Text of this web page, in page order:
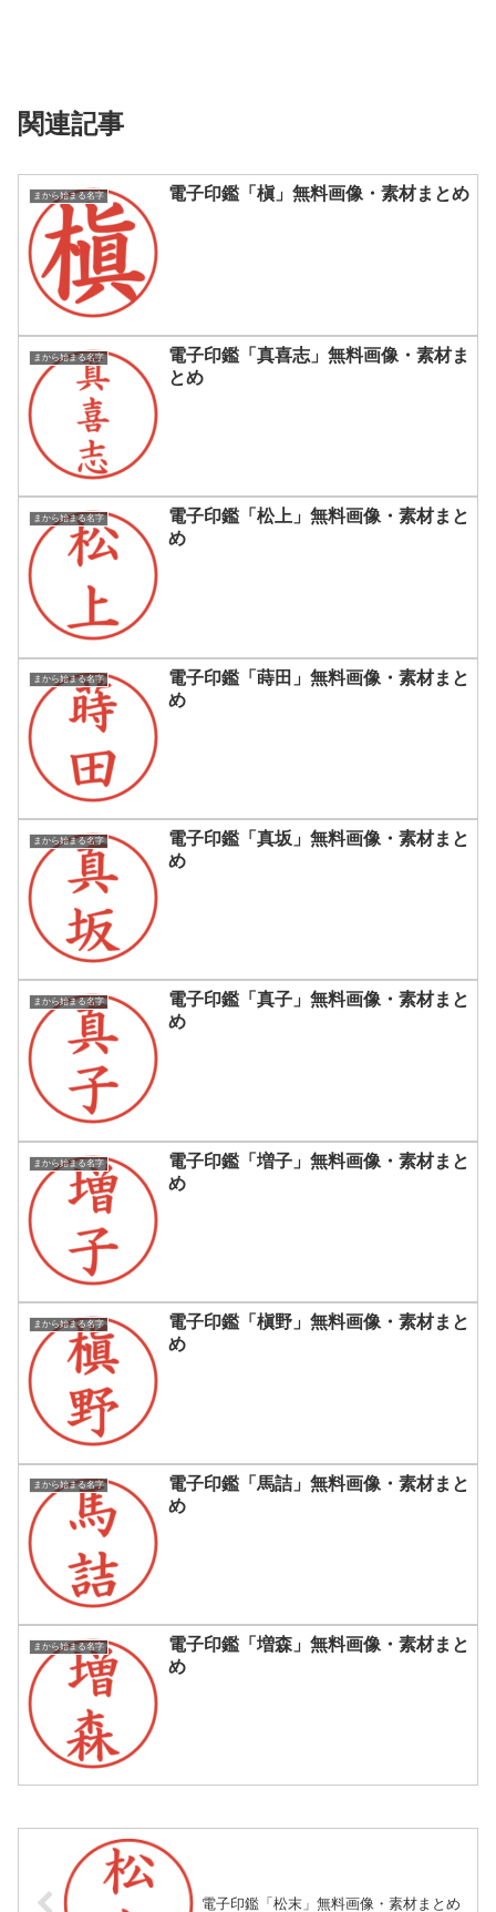
関連記事
まから始まる名字 電子印鑑「槇」無料画像・素材まとめ
まから始まる名字
電子印鑑「真喜志」無料画像・素材ま
とめ
まから始まる名字
電子印鑑「松上」無料画像・素材まと
め
まから始まる名字
電子印鑑「蒔田」無料画像・素材まと
め
まから始まる名字
電子印鑑「真坂」無料画像・素材まと
め
まから始まる名字
電子印鑑「真子」無料画像・素材まと
め
まから始まる名字
電子印鑑「増子」無料画像・素材まと
め
まから始まる名字
電子印鑑「槇野」無料画像・素材まと
め
まから始まる名字
電子印鑑「馬詰」無料画像・素材まと
め
まから始まる名字
電子印鑑「増森」無料画像・素材まと
め
電子印鑑「松末」無料画像・素材まとめ